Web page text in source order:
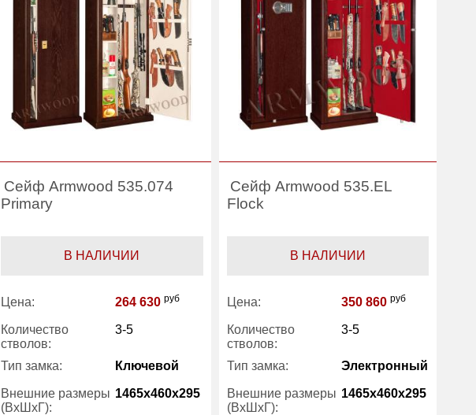
Сейф Armwood 535.074
Primary
В НАЛИЧИИ
Цена: 264 630 руб
Количество
стволов:
3-5
Тип замка: Ключевой
Внешние размеры
(ВхШхГ):
1465x460x295
Сейф Armwood 535.EL
Flock
В НАЛИЧИИ
Цена: 350 860 руб
Количество
стволов:
3-5
Тип замка: Электронный
Внешние размеры
(ВхШхГ):
1465x460x295